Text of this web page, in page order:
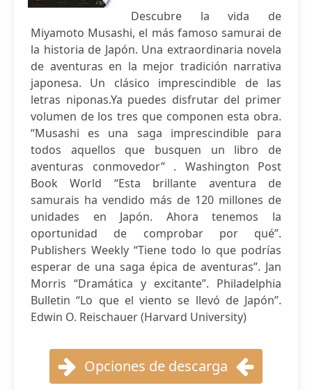
Descubre la vida de
Miyamoto Musashi, el más famoso samurai de
la historia de Japón. Una extraordinaria novela
de aventuras en la mejor tradición narrativa
japonesa. Un clásico imprescindible de las
letras niponas.Ya puedes disfrutar del primer
volumen de los tres que componen esta obra.
“Musashi es una saga imprescindible para
todos aquellos que busquen un libro de
aventuras conmovedor” . Washington Post
Book World “Esta brillante aventura de
samurais ha vendido más de 120 millones de
unidades en Japón. Ahora tenemos la
oportunidad de comprobar por qué”.
Publishers Weekly “Tiene todo lo que podrías
esperar de una saga épica de aventuras”. Jan
Morris “Dramática y excitante”. Philadelphia
Bulletin “Lo que el viento se llevó de Japón”.
Edwin O. Reischauer (Harvard University)
Opciones de descarga